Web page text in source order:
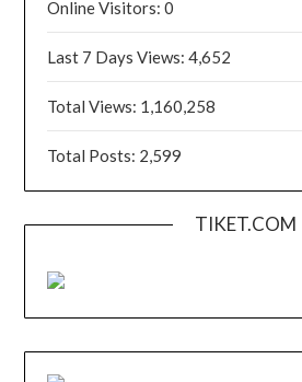
Online Visitors:0
Last 7 Days Views:4,652
Total Views: 1,160,258
Total Posts: 2,599
TIKET.COM